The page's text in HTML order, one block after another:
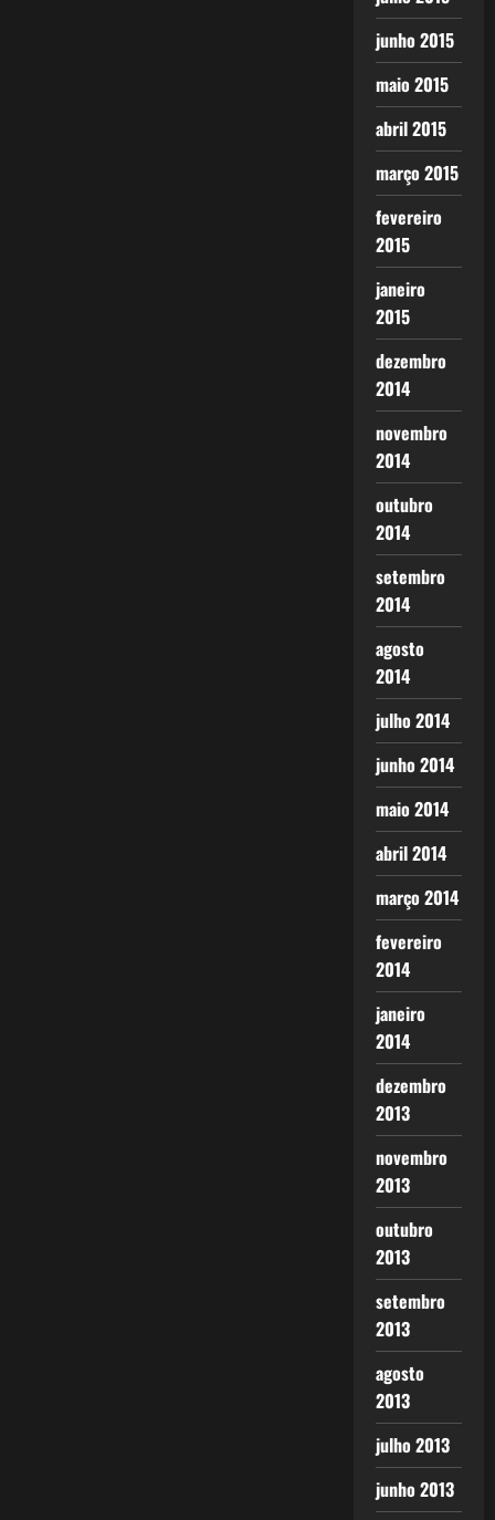
junho 2015
maio 2015
abril 2015
março 2015
fevereiro
2015
janeiro
2015
dezembro
2014
novembro
2014
outubro
2014
setembro
2014
agosto
2014
julho 2014
junho 2014
maio 2014
abril 2014
março 2014
fevereiro
2014
janeiro
2014
dezembro
2013
novembro
2013
outubro
2013
setembro
2013
agosto
2013
julho 2013
junho 2013